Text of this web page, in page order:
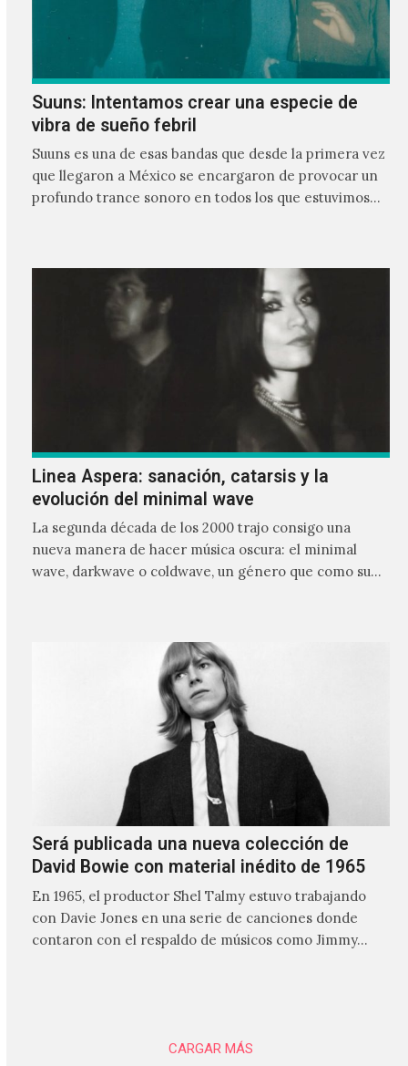
Suuns: Intentamos crear una especie de
vibra de sueño febril
Suuns es una de esas bandas que desde la primera vez
que llegaron a México se encargaron de provocar un
profundo trance sonoro en todos los que estuvimos
Linea Aspera: sanación, catarsis y la
evolución del minimal wave
La segunda década de los 2000 trajo consigo una
nueva manera de hacer música oscura: el minimal
wave, darkwave o coldwave, un género que como su
Será publicada una nueva colección de
David Bowie con material inédito de 1965
En 1965, el productor Shel Talmy estuvo trabajando
con Davie Jones en una serie de canciones donde
contaron con el respaldo de músicos como Jimmy…
CARGAR MÁS